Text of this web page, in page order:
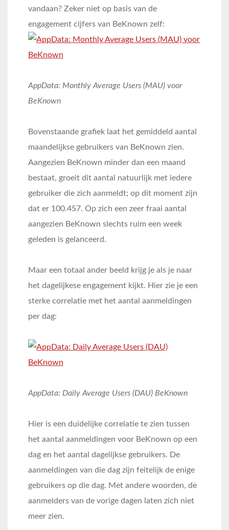
vandaan? Zeker niet op basis van de
engagement cijfers van BeKnown zelf:
AppData: Monthly Average Users (MAU) voor
BeKnown
Bovenstaande grafiek laat het gemiddeld aantal
maandelijkse gebruikers van BeKnown zien.
Aangezien BeKnown minder dan een maand
bestaat, groeit dit aantal natuurlijk met iedere
gebruiker die zich aanmeldt; op dit moment zijn
dat er 100.457. Op zich een zeer fraai aantal
aangezien BeKnown slechts ruim een week
geleden is gelanceerd.
Maar een totaal ander beeld krijg je als je naar
het dagelijkese engagement kijkt. Hier zie je een
sterke correlatie met het aantal aanmeldingen
per dag:
AppData: Daily Average Users (DAU) BeKnown
Hier is een duidelijke correlatie te zien tussen
het aantal aanmeldingen voor BeKnown op een
dag en het aantal dagelijkse gebruikers. De
aanmeldingen van die dag zijn feitelijk de enige
gebruikers op die dag. Met andere woorden, de
aanmelders van de vorige dagen laten zich niet
meer zien.